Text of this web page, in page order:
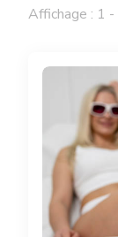
Affichage : 1